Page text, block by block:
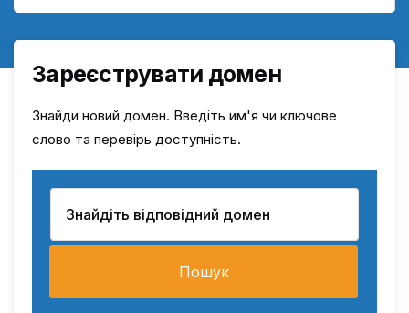
Зареєструвати домен
Знайди новий домен. Введіть им'я чи ключове
слово та перевірь доступність.
Пошук